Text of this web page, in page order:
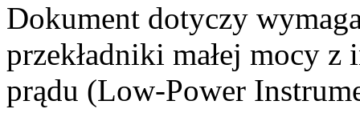
Dokument dotyczy
przekładniki małej mocy
prądu (Low-Power